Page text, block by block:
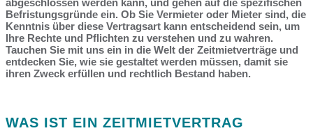
Befristungsgründe ein. Ob Sie Vermieter oder Mieter sind, die
Kenntnis über diese Vertragsart kann entscheidend sein, um
Ihre Rechte und Pflichten zu verstehen und zu wahren.
Tauchen Sie mit uns ein in die Welt der Zeitmietverträge und
entdecken Sie, wie sie gestaltet werden müssen, damit sie
ihren Zweck erfüllen und rechtlich Bestand haben.
WAS IST EIN ZEITMIETVERTRAG